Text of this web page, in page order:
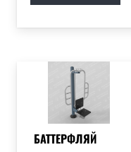
БАТТЕРФЛЯЙ